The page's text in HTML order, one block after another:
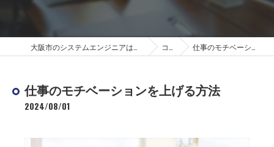
コラム 仕事のモチベーションを上げる方法
仕事のモチベーションを上げる方法
2024/08/01